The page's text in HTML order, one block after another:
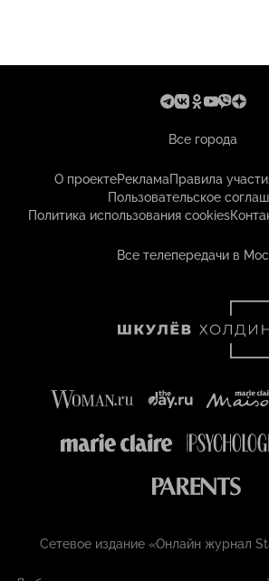
Все города
О проектеРекламаПравила
Пользовательское
Политика использования cookies
Все телепередачи в
Сетевое издание «Онлайн журнал